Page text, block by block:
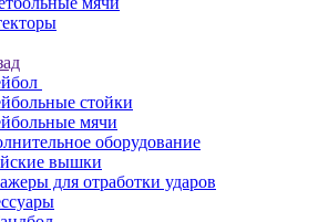
стойки
мячи
оборудование
вышки
для отработки ударов